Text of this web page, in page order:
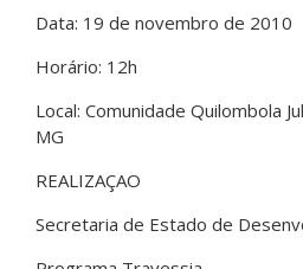
Data: 19 de novembro de 2010
Horário: 12h
Local: Comunidade Quilombola
MG
REALIZAÇAO
Secretaria de Estado de